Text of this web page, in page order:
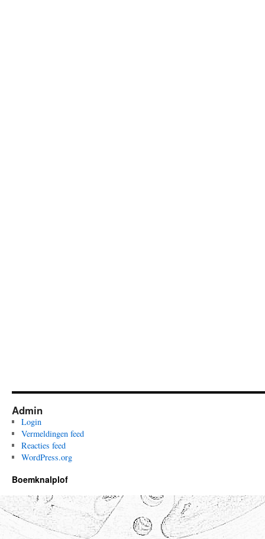
Admin
Login
Vermeldingen feed
Reacties feed
WordPress.org
Boemknalplof